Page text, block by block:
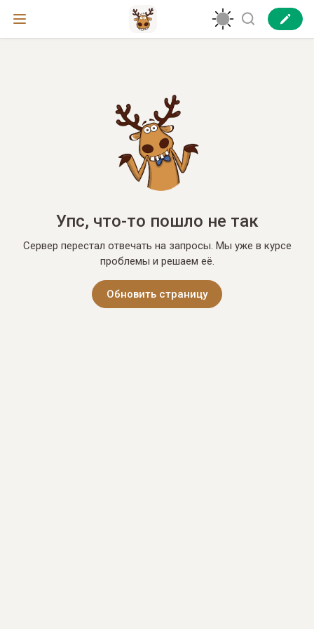
Упс, что-то пошло не так
Сервер перестал отвечать на запросы. Мы уже в курсе
проблемы и решаем её.
Обновить страницу